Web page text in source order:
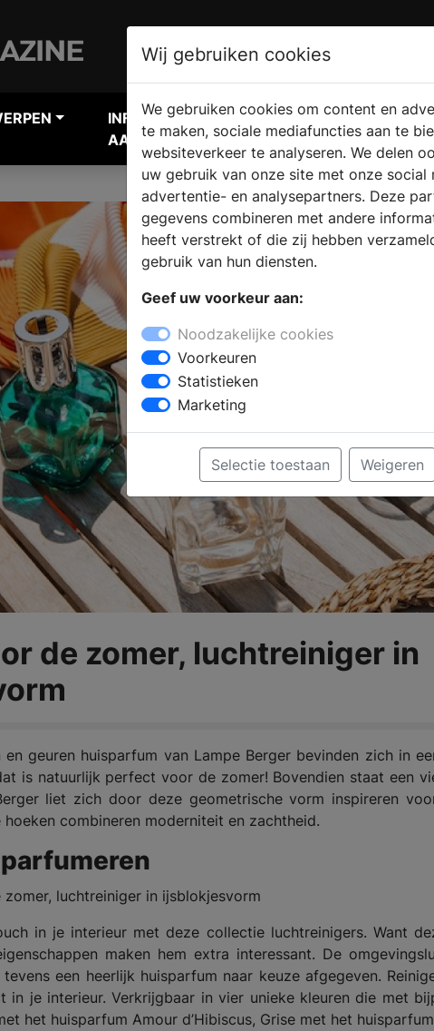
INFORMATIE
AANVRAGEN
VERKOOPLOCATIE
VINDEN
de zomer, luchtreiniger in
en geuren huisparfum van Lampe Berger bevinden zich in
is natuurlijk perfect voor de zomer! Bovendien staat een
liet zich door deze geometrische vorm inspireren
hoeken combineren moderniteit en zachtheid.
in je interieur met deze collectie luchtreinigers. Want
maken hem extra interessant. De
een heerlijk huisparfum naar keuze afgegeven.
in je interieur.Verkrijgbaar in vier unieke kleuren die met
het huisparfum Amour d’Hibiscus, Grise met het
Wij gebruiken cookies
We gebruiken cookies om content en
te maken, sociale mediafuncties aan te
websiteverkeer te analyseren. We delen
uw gebruik van onze site met onze social
advertentie- en analysepartners. Deze
gegevens combineren met andere
heeft verstrekt of die zij hebben
gebruik van hun diensten.
Geef uw voorkeur aan:
Noodzakelijke cookies
Voorkeuren
Statistieken
Marketing
Selectie toestaan Weigeren